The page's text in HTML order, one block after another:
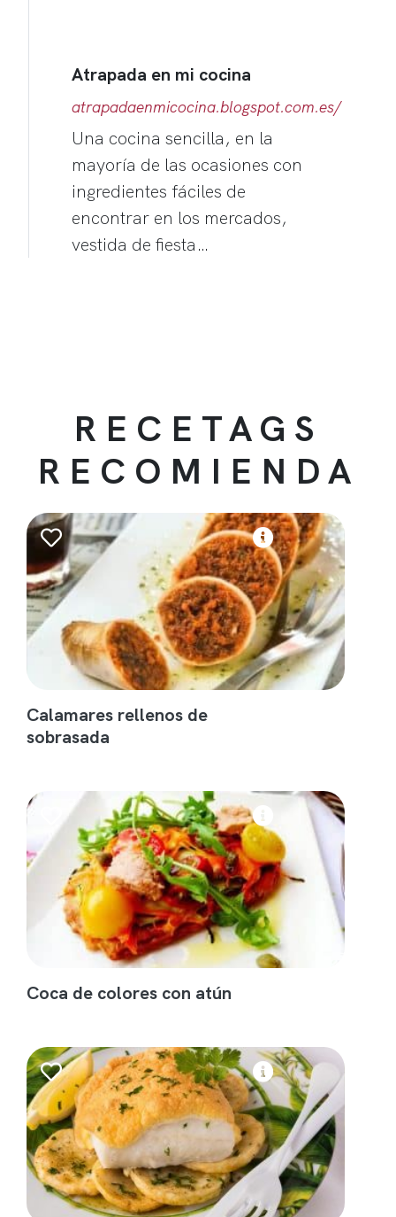
Atrapada en mi cocina
atrapadaenmicocina.blogspot.com.es/
Una cocina sencilla, en la
mayoría de las ocasiones con
ingredientes fáciles de
encontrar en los mercados,
vestida de fiesta…
RECETAGS
RECOMIENDA
Calamares rellenos de
sobrasada
Coca de colores con atún